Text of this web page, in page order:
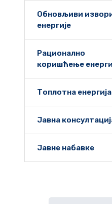
Обновљиви
енергије
Рационално
коришћење
Топлотна енергија
Јавна
Јавне набавке